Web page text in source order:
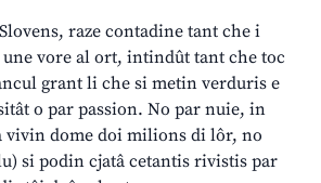
raze contadine tant che i
vore al ort, intindût tant che toc
grant li che si metin verduris e
o par passion. No par nuie, in
vivin dome doi milions di lôr, no
si podin cjatâ cetantis rivistis par